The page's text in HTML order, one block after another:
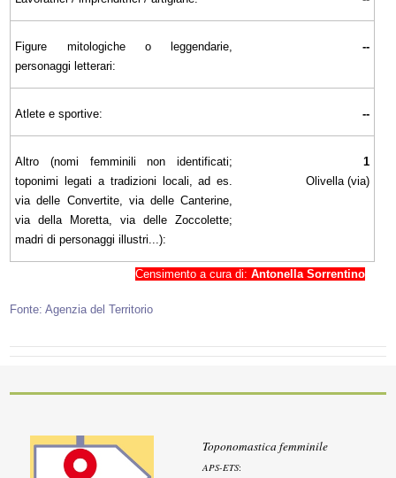
Figure mitologiche o leggendarie,
personaggi letterari:
--
Atlete e sportive: --
Altro (nomi femminili non identificati;
toponimi legati a tradizioni locali, ad es.
via delle Convertite, via delle Canterine,
via della Moretta, via delle Zoccolette;
madri di personaggi illustri...):
1
Olivella (via)
Censimento a cura di: Antonella Sorrentino
Fonte: Agenzia del Territorio
Toponomastica femminile
APS-ETS: